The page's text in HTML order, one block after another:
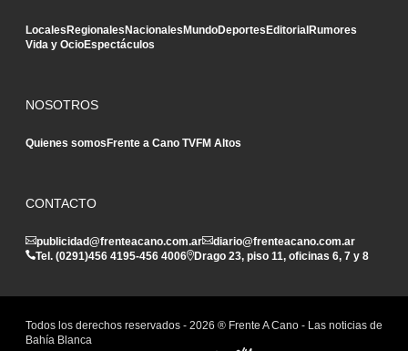
LocalesRegionalesNacionalesMundoDeportesEditorialRumores
Vida y OcioEspectáculos
NOSOTROS
Quienes somosFrente a Cano TVFM Altos
CONTACTO
publicidad@frenteacano.com.ar
diario@frenteacano.com.ar
Tel. (0291)456 4195-456 4006 Drago 23, piso 11, oficinas 6, 7 y 8
Todos los derechos reservados - 2026 ® Frente A Cano - Las noticias de
Bahía Blanca